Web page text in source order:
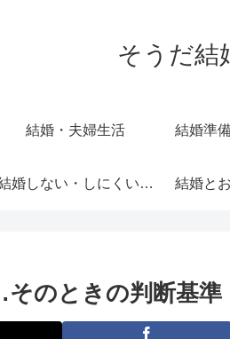
そうだ結
結婚・夫婦生活 結婚準
結婚しない・しにくい理由と選択肢 結婚と
のときの判断基準